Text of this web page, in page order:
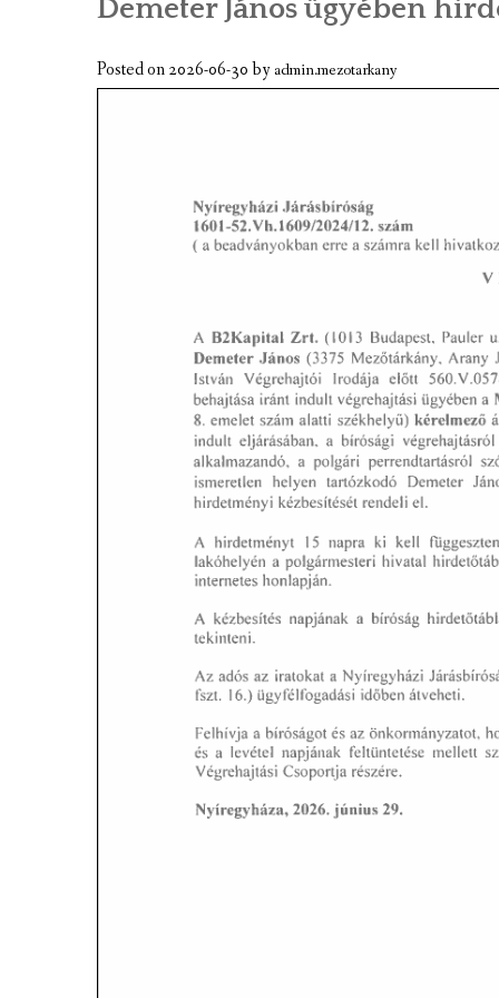
A TELEPÜLÉS BEMUTATÁSA
GAZDASÁGI ÉLET
VIDEÓK
GOOGLE TÉRKÉP
KULTURÁLIS EMLÉKEK,
JELES NAPOK, PROGRAMOK,
MEZÕTÁRKÁNYI ZSEBKALAUZ
MEZŐTÁRKÁNY KINCSE
MEZŐTÁRKÁNY ÉRTÉKEI
Demeter János ügyében
Posted on2026-06-30byadmin.mezotarkany